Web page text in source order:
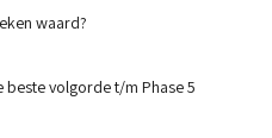
waard?
beste volgorde t/m Phase 5